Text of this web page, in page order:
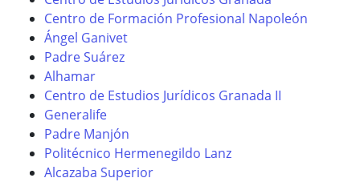
Centro de Formación Profesional Napoleón
Ángel Ganivet
Padre Suárez
Alhamar
Centro de Estudios Jurídicos Granada II
Generalife
Padre Manjón
Politécnico Hermenegildo Lanz
Alcazaba Superior